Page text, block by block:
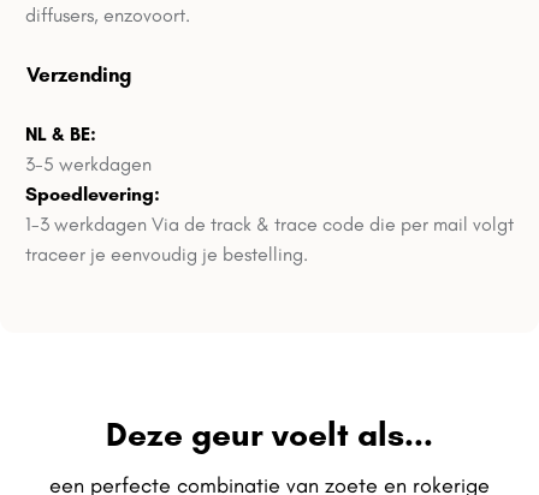
diffusers, enzovoort.
Verzending
NL & BE:
3-5 werkdagen
Spoedlevering:
1-3 werkdagen Via de track & trace code die per mail volgt
traceer je eenvoudig je bestelling.
Deze geur voelt als...
een perfecte combinatie van zoete en rokerige